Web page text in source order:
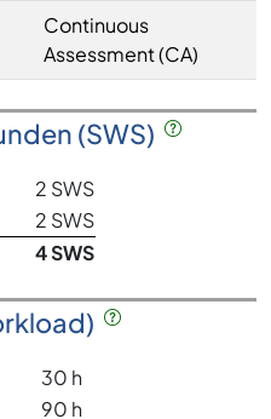
Continuous
Assessment (CA)
(SWS)
2 SWS
2 SWS
4 SWS
30 h
90 h